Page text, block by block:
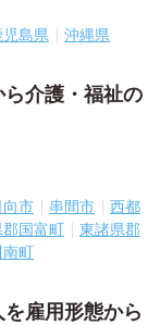
児島県 沖縄県
介護・福祉の
向市 串間市
西都
国富町
東諸県郡
南町
雇用形態から